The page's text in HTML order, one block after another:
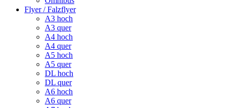
Flyer / Falzflyer
A3 hoch
A3 quer
A4 hoch
A4 quer
A5 hoch
A5 quer
DL hoch
DL quer
A6 hoch
A6 quer